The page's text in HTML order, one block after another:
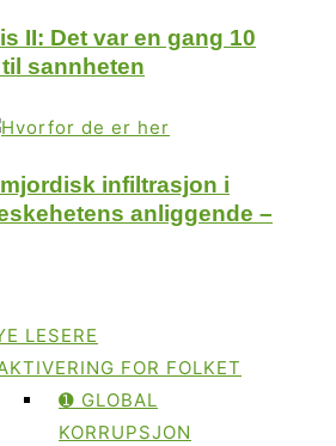
II: Det var en gang 10
sannheten
infiltrasjon i
anliggende –
LESERE
FOR FOLKET
➊ GLOBAL
KORRUPSJON